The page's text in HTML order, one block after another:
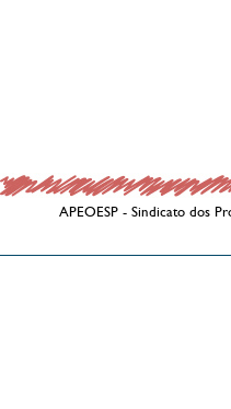
APEOESP - Sindicato dos